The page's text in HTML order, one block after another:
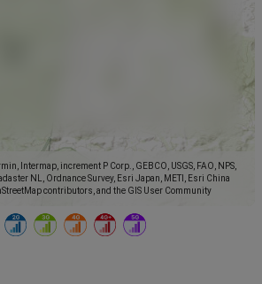
Intermap, increment P Corp., GEBCO, USGS, FAO, NPS,
NL, Ordnance Survey, Esri Japan, METI, Esri China
contributors, and the GIS User Community